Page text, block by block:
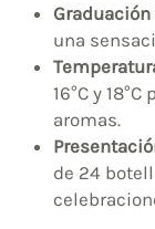
una
16°C y
aromas.
de 24